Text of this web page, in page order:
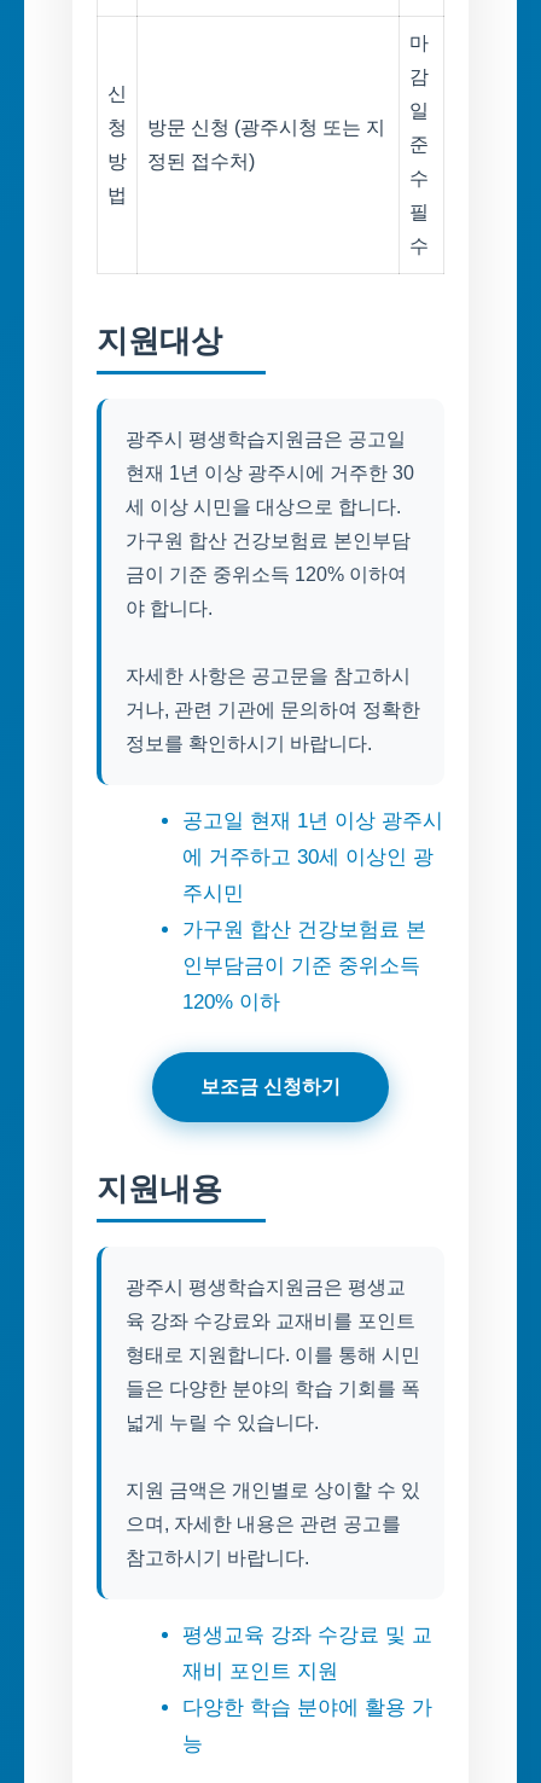
신
청
방
법
방문 신청 (광주시청 또는 지
정된 접수처)
마
감
일
준
수
필
수
지원대상
광주시 평생학습지원금은 공고일
현재 1년 이상 광주시에 거주한 30
세 이상 시민을 대상으로 합니다.
가구원 합산 건강보험료 본인부담
금이 기준 중위소득 120% 이하여
야 합니다.
자세한 사항은 공고문을 참고하시
거나, 관련 기관에 문의하여 정확한
정보를 확인하시기 바랍니다.
공고일 현재 1년 이상 광주시
에 거주하고 30세 이상인 광
주시민
가구원 합산 건강보험료 본
인부담금이 기준 중위소득
120% 이하
보조금 신청하기
지원내용
광주시 평생학습지원금은 평생교
육 강좌 수강료와 교재비를 포인트
형태로 지원합니다. 이를 통해 시민
들은 다양한 분야의 학습 기회를 폭
넓게 누릴 수 있습니다.
지원 금액은 개인별로 상이할 수 있
으며, 자세한 내용은 관련 공고를
참고하시기 바랍니다.
평생교육 강좌 수강료 및 교
재비 포인트 지원
다양한 학습 분야에 활용 가
능